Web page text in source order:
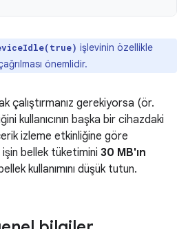
işlevinin özellikle
önemlidir.
çalıştırmanız gerekiyorsa (ör.
kullanıcının başka bir cihazdaki
izleme etkinliğine göre
bellek tüketimini 30 MB'ın
kullanımını düşük tutun.